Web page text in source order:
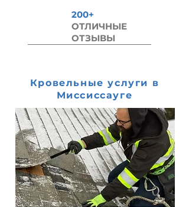
200+
ОТЛИЧНЫЕ
ОТЗЫВЫ
Кровельные услуги в
Миссиссауге